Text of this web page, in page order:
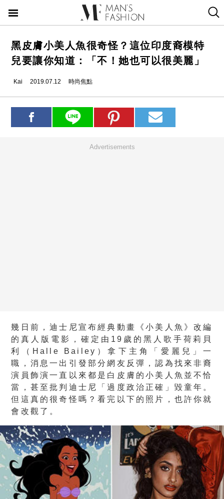
黑皮膚小美人魚很奇怪？這位印度裔模特
兒要讓你知道：「不！她也可以很美麗」
Kai 2019.07.12 時尚焦點
Advertisements
幾日前，迪士尼宣布經典動畫《小美人魚》改編
的真人版電影，確定由19歲的黑人歌手荷莉貝
利（Halle Bailey）拿下主角「愛麗兒」一
職，消息一出引發部分網友反彈，認為找來非裔
演員飾演一直以來都是白皮膚的小美人魚並不恰
當，甚至批判迪士尼「過度政治正確」毀童年。
但這真的很奇怪嗎？看完以下的照片，也許你就
會改觀了。